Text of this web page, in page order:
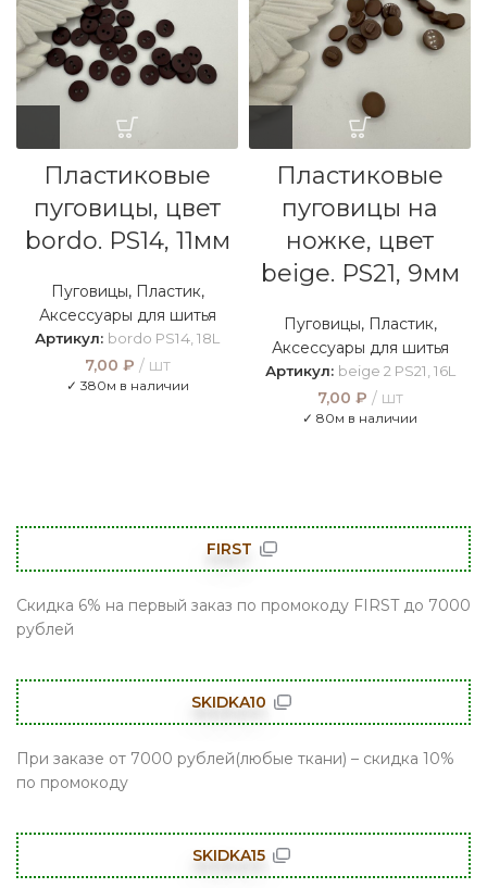
Пластиковые
пуговицы, цвет
bordo. PS14, 11мм
Пуговицы, Пластик,
Аксессуары для шитья
Артикул: bordo PS14, 18L
7,00 ₽ шт
✓ 380м в наличии
Пластиковые
пуговицы на
ножке, цвет
beige. PS21, 9мм
Пуговицы, Пластик,
Аксессуары для шитья
Артикул: beige 2 PS21, 16L
7,00 ₽ шт
✓ 80м в наличии
FIRST
Скидка 6% на первый заказ по промокоду FIRST до 7000
рублей
SKIDKA10
При заказе от 7000 рублей(любые ткани) – скидка 10%
по промокоду
SKIDKA15